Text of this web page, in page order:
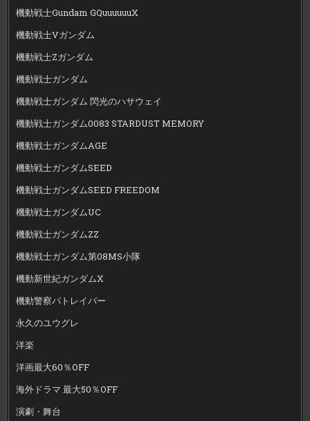
機動戦士Gundam GQuuuuuuX
機動戦士Vガンダム
機動戦士Zガンダム
機動戦士ガンダム
機動戦士ガンダム 閃光のハサウェイ
機動戦士ガンダム0083 STARDUST MEMORY
機動戦士ガンダムAGE
機動戦士ガンダムSEED
機動戦士ガンダムSEED FREEDOM
機動戦士ガンダムUC
機動戦士ガンダムZZ
機動戦士ガンダム第08MS小隊
機動新世紀ガンダムX
機動警察パトレイバー
永久のユウグレ
洋楽
洋画最大60％OFF
海外ドラマ 最大50％OFF
演劇・舞台